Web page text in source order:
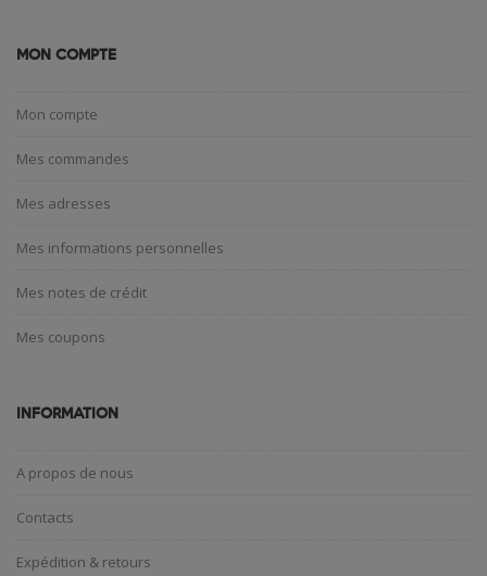
MON COMPTE
Mon compte
Mes commandes
Mes adresses
Mes informations personnelles
Mes notes de crédit
Mes coupons
INFORMATION
A propos de nous
Contacts
Expédition & retours